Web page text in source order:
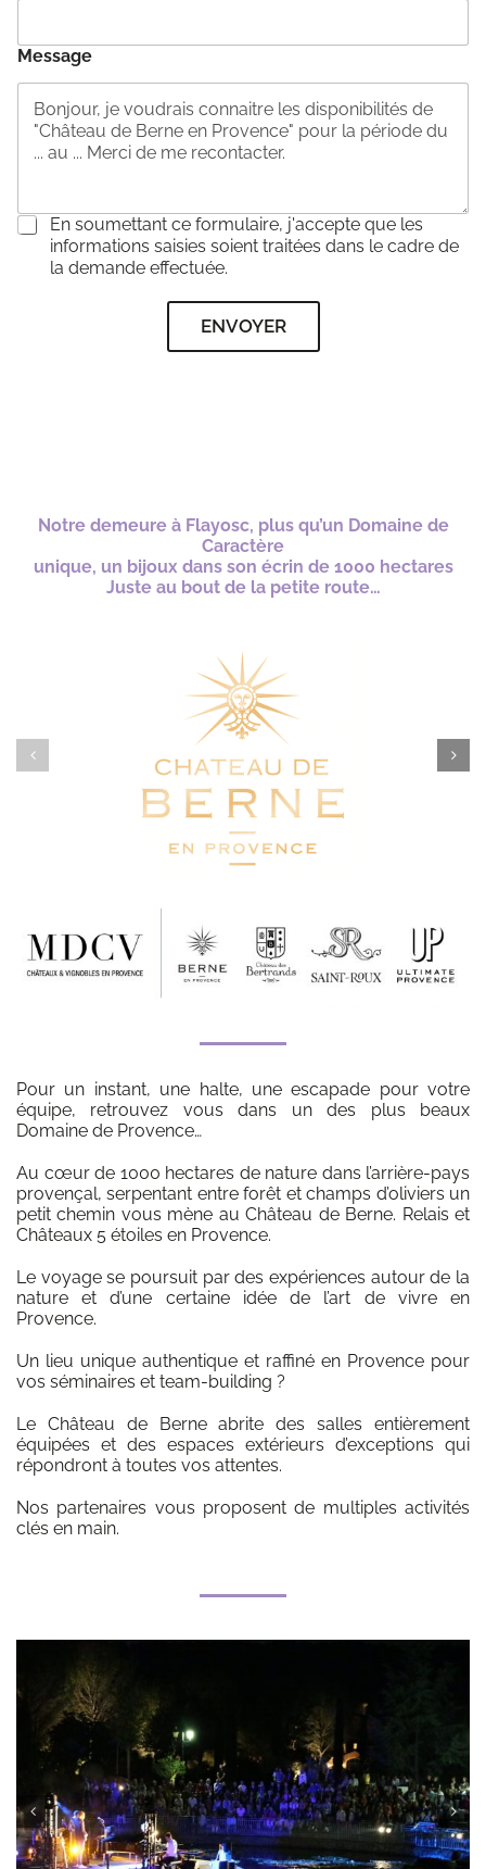
Message
C
En soumettant ce formulaire, j'accepte que les
informations saisies soient traitées dans le cadre de
la demande effectuée.
ENVOYER
Notre demeure à Flayosc, plusqu’un Domaine de
Caractère
unique, un bijoux dans son écrin de 1000 hectares
Juste au bout de la petite route…
Pour un instant, une halte, une escapade pour votre
équipe, retrouvez vous dans un des plus beaux
Domaine de Provence…
Au cœur de 1000 hectares de nature dans l’arrière-pays
provençal, serpentant entre forêt et champs d’oliviers un
petit chemin vous mène au Château de Berne. Relais et
Châteaux 5 étoiles en Provence.
Le voyage se poursuit par des expériences autour de la
nature et d’une certaine idée de l’art de vivre en
Provence.
Un lieu unique authentique et raffiné en Provence pour
vos séminaires et team-building ?
Le Château de Berne abrite des salles entièrement
équipées et des espaces extérieurs d’exceptions qui
répondront à toutes vos attentes.
Nos partenaires vous proposent de multiples activités
clés en main.